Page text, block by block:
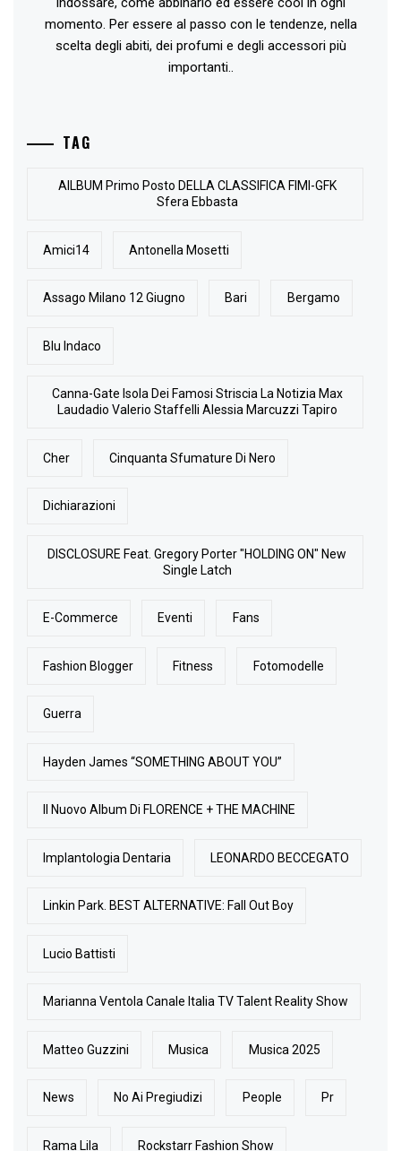
momento. Per essere al passo con le tendenze, nella
scelta degli abiti, dei profumi e degli accessori più
importanti..
TAG
AlLBUM Primo Posto DELLA CLASSIFICA FIMI-GFK
Sfera Ebbasta
Amici14 Antonella Mosetti
Assago Milano 12 Giugno Bari Bergamo
Blu Indaco
Canna-Gate Isola Dei Famosi Striscia La Notizia Max
Laudadio Valerio Staffelli Alessia Marcuzzi Tapiro
Cher Cinquanta Sfumature Di Nero
Dichiarazioni
DISCLOSURE Feat. Gregory Porter "HOLDING ON" New
Single Latch
E-Commerce Eventi Fans
Fashion Blogger Fitness Fotomodelle
Guerra
Hayden James “SOMETHING ABOUT YOU”
Il Nuovo Album Di FLORENCE + THE MACHINE
Implantologia Dentaria LEONARDO BECCEGATO
Linkin Park. BEST ALTERNATIVE: Fall Out Boy
Lucio Battisti
Marianna Ventola Canale Italia TV Talent Reality Show
Matteo Guzzini Musica Musica 2025
News No Ai Pregiudizi People Pr
Rama Lila Rockstarr Fashion Show